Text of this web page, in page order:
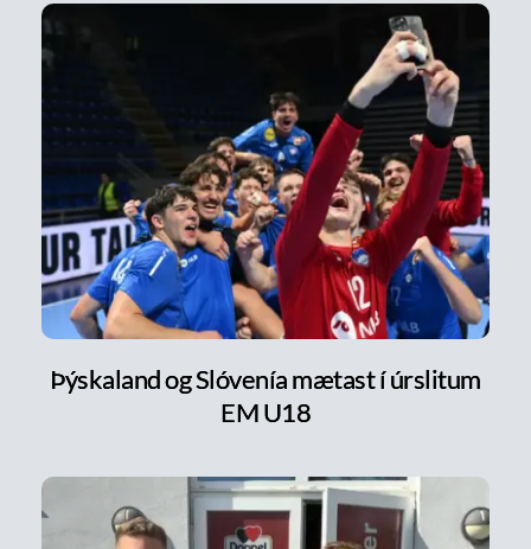
Þýskaland og Slóvenía mætast í úrslitum
EM U18